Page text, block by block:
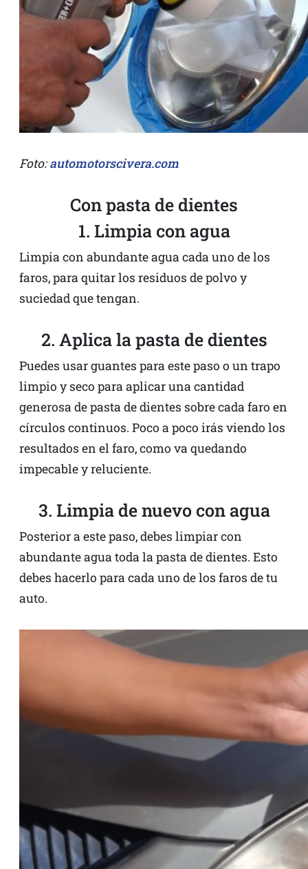
Foto:automotorscivera.com
Con pasta de dientes
1. Limpia con agua
Limpia con abundante agua cada uno de los
faros, para quitar los residuos de polvo y
suciedad que tengan.
2. Aplica la pasta de dientes
Puedes usar guantes para este paso o un trapo
limpio y seco para aplicar una cantidad
generosa de pasta de dientes sobre cada faro en
círculos continuos. Poco a poco irás viendo los
resultados en el faro, como va quedando
impecable y reluciente.
3. Limpia de nuevo con agua
Posterior a este paso, debes limpiar con
abundante agua toda la pasta de dientes. Esto
debes hacerlo para cada uno de los faros de tu
auto.